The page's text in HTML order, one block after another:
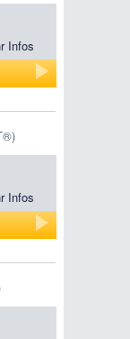
Infos
Infos